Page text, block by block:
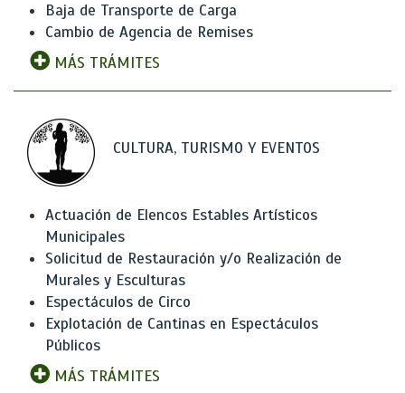
Baja de Transporte de Carga
Cambio de Agencia de Remises
MÁS TRÁMITES
CULTURA, TURISMO Y EVENTOS
Actuación de Elencos Estables Artísticos
Municipales
Solicitud de Restauración y/o Realización de
Murales y Esculturas
Espectáculos de Circo
Explotación de Cantinas en Espectáculos
Públicos
MÁS TRÁMITES